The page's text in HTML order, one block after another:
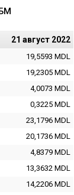
21 август 2022
19,5593 MDL
19,2305 MDL
4,0073 MDL
0,3225 MDL
23,1796 MDL
20,1736 MDL
4,8379 MDL
13,3632 MDL
14,2206 MDL